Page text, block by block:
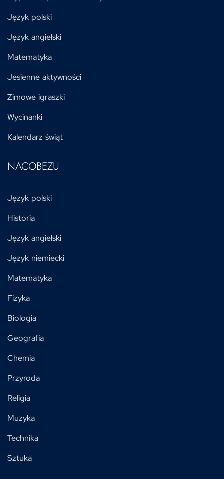
Język polski
Język angielski
Matematyka
Jesienne aktywności
Zimowe igraszki
Wycinanki
Kalendarz świąt
NACOBEZU
Język polski
Historia
Język angielski
Język niemiecki
Matematyka
Fizyka
Biologia
Geografia
Chemia
Przyroda
Religia
Muzyka
Technika
Sztuka